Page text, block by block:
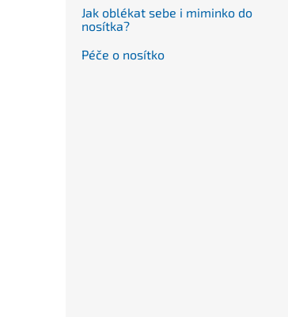
Jak oblékat sebe i miminko do
nosítka?
Péče o nosítko